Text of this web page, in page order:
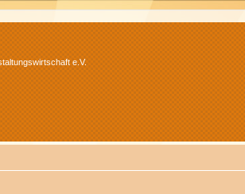
e.V.